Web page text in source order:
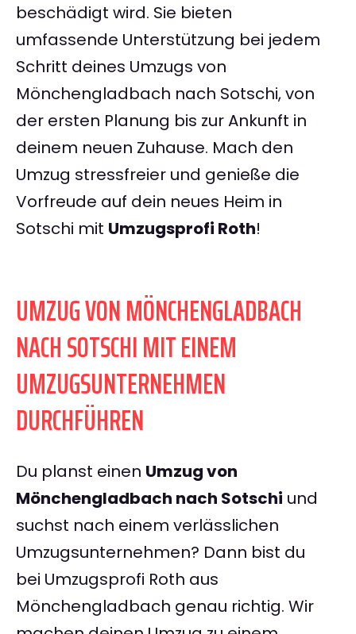
beschädigt wird. Sie bieten
umfassende Unterstützung bei jedem
Schritt deines Umzugs von
Mönchengladbach nach Sotschi, von
der ersten Planung bis zur Ankunft in
deinem neuen Zuhause. Mach den
Umzug stressfreier und genieße die
Vorfreude auf dein neues Heim in
Sotschi mit Umzugsprofi Roth!
UMZUG VON MÖNCHENGLADBACH
NACH SOTSCHI MIT EINEM
UMZUGSUNTERNEHMEN
DURCHFÜHREN
Du planst einen Umzug von
Mönchengladbach nach Sotschi und
suchst nach einem verlässlichen
Umzugsunternehmen? Dann bist du
bei Umzugsprofi Roth aus
Mönchengladbach genau richtig. Wir